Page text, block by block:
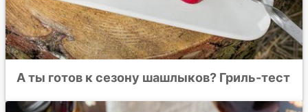
А ты готов к сезону шашлыков? Гриль-тест